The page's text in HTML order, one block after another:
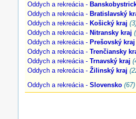
Oddych a rekreácia -
Oddych a rekreácia - Bratislavský
Oddych a rekreácia - Košický kraj
Oddych a rekreácia - Nitransky kraj
Oddych a rekreácia - Prešovský kraj
Oddych a rekreácia - Trenčiansky
Oddych a rekreácia - Trnavský kraj
Oddych a rekreácia - Žilinský kraj
Oddych a rekreácia - Slovensko (67)